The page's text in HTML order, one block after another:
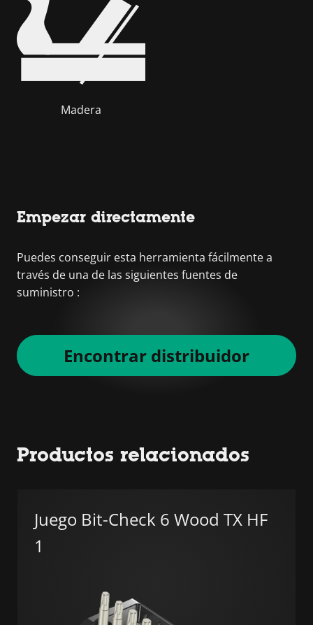
Madera
Empezar directamente
Puedes conseguir esta herramienta fácilmente a
través de una de las siguientes fuentes de
suministro :
Encontrar distribuidor
Productos relacionados
Juego Bit-Check 6 Wood TX HF
1